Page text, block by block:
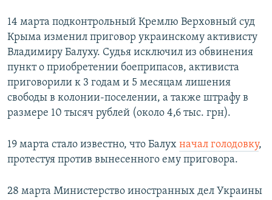
14 марта подконтрольный Кремлю Верховный суд
Крыма изменил приговор украинскому активисту
Владимиру Балуху. Судья исключил из обвинения
пункт о приобретении боеприпасов, активиста
приговорили к 3 годам и 5 месяцам лишения
свободы в колонии-поселении, а также штрафу в
размере 10 тысяч рублей (около 4,6 тыс. грн).
19 марта стало известно, что Балух начал голодовку,
протестуя против вынесенного ему приговора.
28 марта Министерство иностранных дел Украины